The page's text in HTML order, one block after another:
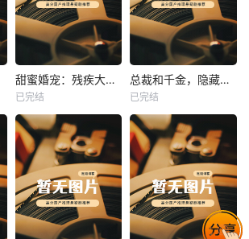
热播
未知
甜蜜婚宠：残疾大佬夜夜撩
已完结
热播
未知
总裁和千金，隐藏身份闪婚了
已完结